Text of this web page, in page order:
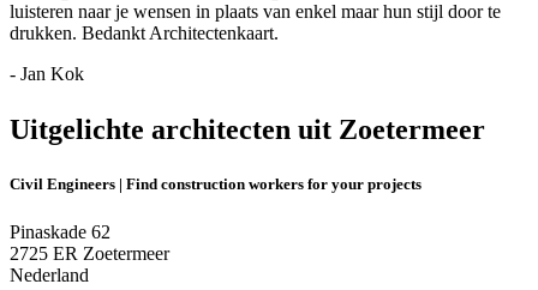
luisteren naar je wensen in plaats van enkel maar hun stijl door te
drukken. Bedankt Architectenkaart.
- Jan Kok
Uitgelichte architecten uit Zoetermeer
Civil Engineers | Find construction workers for your projects
Pinaskade 62
2725 ER Zoetermeer
Nederland